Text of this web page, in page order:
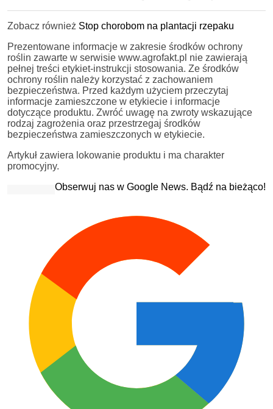
Zobacz również Stop chorobom na plantacji rzepaku
Prezentowane informacje w zakresie środków ochrony
roślin zawarte w serwisie www.agrofakt.pl nie zawierają
pełnej treści etykiet-instrukcji stosowania. Ze środków
ochrony roślin należy korzystać z zachowaniem
bezpieczeństwa. Przed każdym użyciem przeczytaj
informacje zamieszczone w etykiecie i informacje
dotyczące produktu. Zwróć uwagę na zwroty wskazujące
rodzaj zagrożenia oraz przestrzegaj środków
bezpieczeństwa zamieszczonych w etykiecie.
Artykuł zawiera lokowanie produktu i ma charakter
promocyjny.
Obserwuj nas w Google News. Bądź na bieżąco!